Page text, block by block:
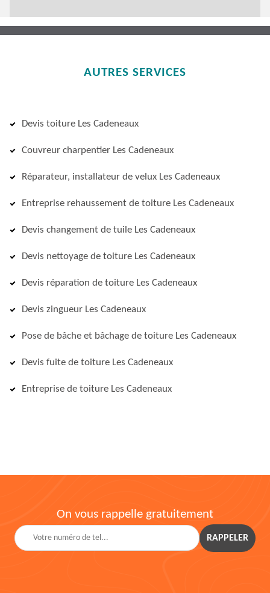
AUTRES SERVICES
Devis toiture Les Cadeneaux
Couvreur charpentier Les Cadeneaux
Réparateur, installateur de velux Les Cadeneaux
Entreprise rehaussement de toiture Les Cadeneaux
Devis changement de tuile Les Cadeneaux
Devis nettoyage de toiture Les Cadeneaux
Devis réparation de toiture Les Cadeneaux
Devis zingueur Les Cadeneaux
Pose de bâche et bâchage de toiture Les Cadeneaux
Devis fuite de toiture Les Cadeneaux
Entreprise de toiture Les Cadeneaux
On vous rappelle gratuitement